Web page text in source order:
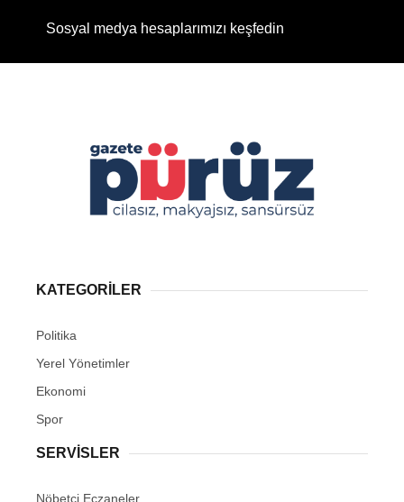
Sosyal medya hesaplarımızı keşfedin
KATEGORİLER
Politika
Yerel Yönetimler
Ekonomi
Spor
SERVİSLER
Nöbetçi Eczaneler